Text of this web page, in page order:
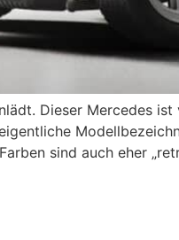
Dieser Mercedes
sind auch eher